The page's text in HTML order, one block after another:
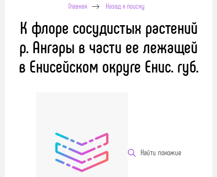
Главная Назад к поиску
К флоре сосудистых растений
р. Ангары в части ее лежащей
в Енисейском округе Енис. губ.
Найти похожие